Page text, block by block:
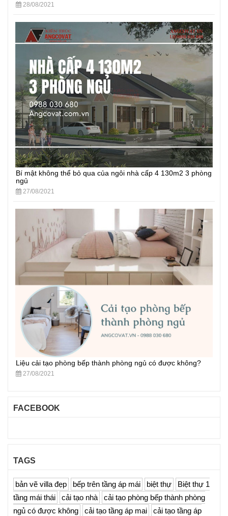
28/08/2021
Bí mật không thể bỏ qua của ngôi nhà cấp 4 130m2 3 phòng
ngủ
27/08/2021
Liệu cải tạo phòng bếp thành phòng ngủ có được không?
27/08/2021
FACEBOOK
TAGS
bản vẽ villa đẹp bếp trên tầng áp mái biệt thự
Biệt thự 1
tầng mái thái
cải tạo nhà
cải tạo phòng bếp thành phòng
ngủ có được không
cải tạo tầng áp mai
cải tạo tầng áp